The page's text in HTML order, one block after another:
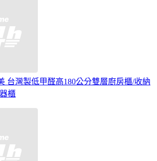
台灣製低甲醛高180公分雙層廚房櫃/收納
櫃